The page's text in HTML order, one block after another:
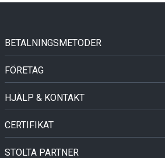
BETALNINGSMETODER
FÖRETAG
HJÄLP & KONTAKT
CERTIFIKAT
STOLTA PARTNER